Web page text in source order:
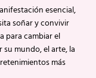
esencial,
soñar y convivir
para cambiar el
mundo, el arte, la
más